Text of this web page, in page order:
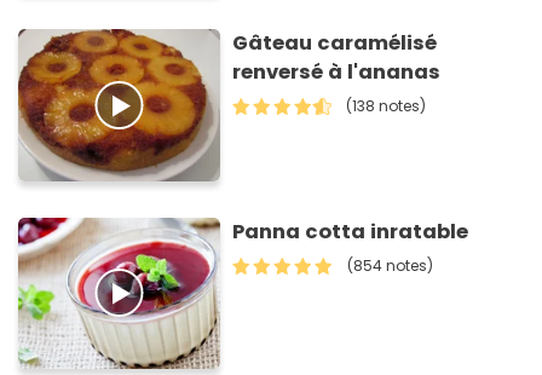
Gâteau caramélisé
renversé à l'ananas
(138 notes)
Panna cotta inratable
(854 notes)